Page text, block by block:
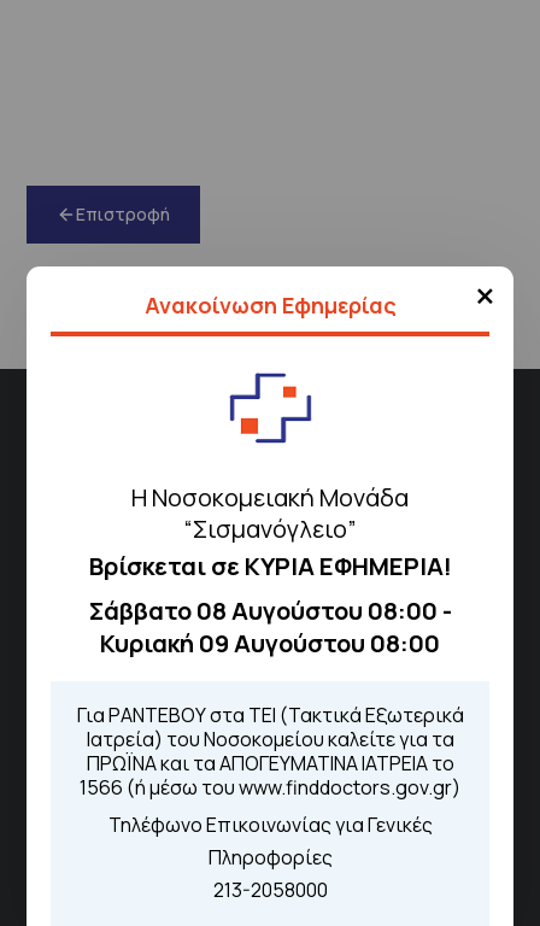
×
Ανακοίνωση Εφημερίας
Η Νοσοκομειακή Μονάδα
“Σισμανόγλειο”
Βρίσκεται σε ΚΥΡΙΑ ΕΦΗΜΕΡΙΑ!
Σάββατο 08 Αυγούστου 08:00 -
Κυριακή 09 Αυγούστου 08:00
Για ΡΑΝΤΕΒΟΥ στα ΤΕΙ (Τακτικά Εξωτερικά
Ιατρεία) του Νοσοκομείου καλείτε για τα
ΠΡΩΪΝΑ και τα ΑΠΟΓΕΥΜΑΤΙΝΑ ΙΑΤΡΕΙΑ το
1566 (ή μέσω του www.finddoctors.gov.gr)
Τηλέφωνο Επικοινωνίας για Γενικές
Πληροφορίες
213-2058000
Επιστροφή
Διεύθυνση
Μαρούσι 151 26,Χάρτης
Περιοχής
Πως να έρθετε με ΜΜΜ
Τηλέφωνα για Ραντεβού
Για τα πρωινά και τα απογευματινά
ιατρεία:
Από τον ιστότοποeΡαντεβού
Καλώντας στην φωνητική πύλη του
Μέσω της εφαρμογής "MyHealth